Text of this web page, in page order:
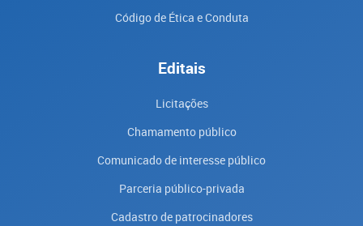
Código de Ética e Conduta
Editais
Licitações
Chamamento público
Comunicado de interesse público
Parceria público-privada
Cadastro de patrocinadores